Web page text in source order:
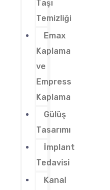
Taşı
Temizliği
Emax
Kaplama
ve
Empress
Kaplama
Gülüş
Tasarımı
İmplant
Tedavisi
Kanal